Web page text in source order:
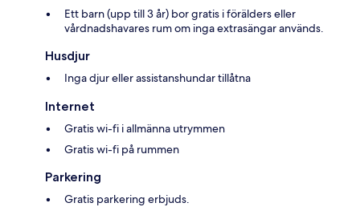
Ett barn (upp till 3 år) bor gratis i förälders eller
vårdnadshavares rum om inga extrasängar används.
Husdjur
Inga djur eller assistanshundar tillåtna
Internet
Gratis wi-fi i allmänna utrymmen
Gratis wi-fi på rummen
Parkering
Gratis parkering erbjuds.